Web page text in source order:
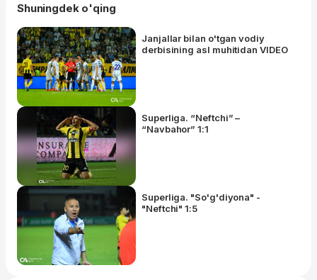
Shuningdek o'qing
Janjallar bilan o'tgan vodiy
derbisining asl muhitidan VIDEO
Superliga. “Neftchi” –
“Navbahor” 1:1
Superliga. "So'g'diyona" -
"Neftchi" 1:5